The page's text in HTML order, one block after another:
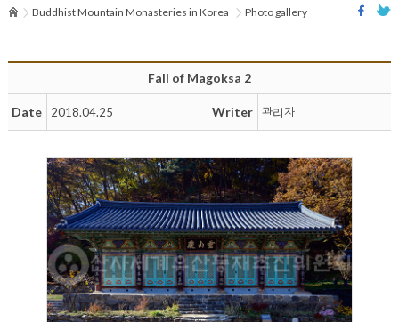
Buddhist Mountain Monasteries in Korea Photo gallery
Fall of Magoksa 2
Date 2018.04.25 Writer 관리자